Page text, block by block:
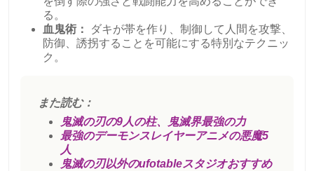
る。
血鬼術：
ダキが帯を作り、制御して人間を攻撃、
防御、誘拐することを可能にする特別なテクニッ
ク。
また読む：
鬼滅の刃の9人の柱、鬼滅界最強の力
最強のデーモンスレイヤーアニメの悪魔5
人
鬼滅の刃以外のufotableスタジオおすすめ